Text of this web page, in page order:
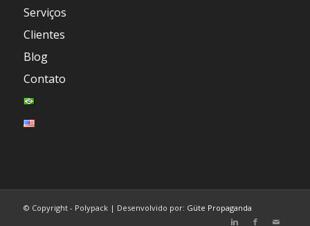
Serviços
Clientes
Blog
Contato
© Copyright - Polypack | Desenvolvido por: Güte Propaganda